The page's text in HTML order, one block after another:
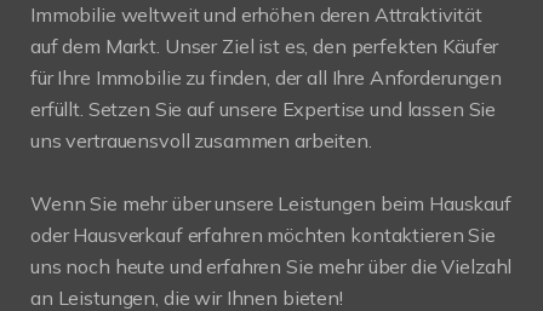
Immobilie weltweit und erhöhen deren Attraktivität
auf dem Markt. Unser Ziel ist es, den perfekten Käufer
für Ihre Immobilie zu finden, der all Ihre Anforderungen
erfüllt. Setzen Sie auf unsere Expertise und lassen Sie
uns vertrauensvoll zusammen arbeiten.
Wenn Sie mehr über unsere Leistungen beim Hauskauf
oder Hausverkauf erfahren möchten kontaktieren Sie
uns noch heute und erfahren Sie mehr über die Vielzahl
an Leistungen, die wir Ihnen bieten!